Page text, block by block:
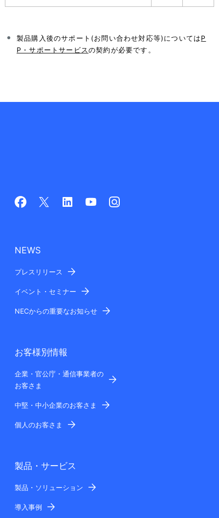
製品購入後のサポート(お問い合わせ対応等)についてはP
P・サポートサービスの契約が必要です。
NEWS
プレスリリース
イベント・セミナー
NECからの重要なお知らせ
お客様別情報
企業・官公庁・通信事業者の
お客さま
中堅・中小企業のお客さま
個人のお客さま
製品・サービス
製品・ソリューション
導入事例